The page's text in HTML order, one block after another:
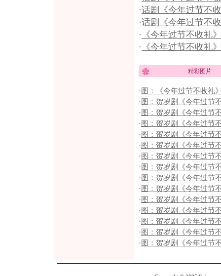
·话剧《今年过节不
·话剧《今年过节不
· 《今年过节不收礼
· 《今年过节不收礼
精彩图片
· 图：《今年过节不收礼
· 图：贺岁剧《今年过节
· 图：贺岁剧《今年过节
· 图：贺岁剧《今年过节
· 图：贺岁剧《今年过节
· 图：贺岁剧《今年过节
· 图：贺岁剧《今年过节
· 图：贺岁剧《今年过节
· 图：贺岁剧《今年过节
· 图：贺岁剧《今年过节
· 图：贺岁剧《今年过节
· 图：贺岁剧《今年过节
· 图：贺岁剧《今年过节
· 图：贺岁剧《今年过节
· 图：贺岁剧《今年过节